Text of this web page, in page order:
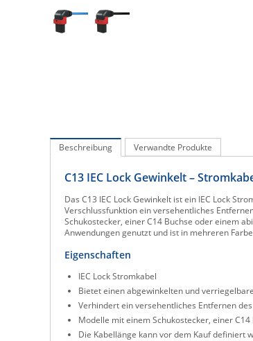
Beschreibung Verwandte Produkte
C13 IEC Lock Gewinkelt –
Das C13 IEC Lock Gewinkelt ist ein IEC Lock
Verschlussfunktion ein versehentliches
Schukostecker, einer C14 Buchse oder einem
Anwendungen genutzt und ist in mehreren
Eigenschaften
IEC Lock Stromkabel
Bietet einen abgewinkelten und
Verhindert ein versehentliches Entfernen des
Modelle mit einem Schukostecker, einer
Die Kabellänge kann vor dem Kauf definiert